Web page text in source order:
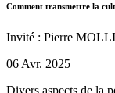
Comment transmettre la
Invité : Pierre
06 Avr. 2025
Divers aspects de la